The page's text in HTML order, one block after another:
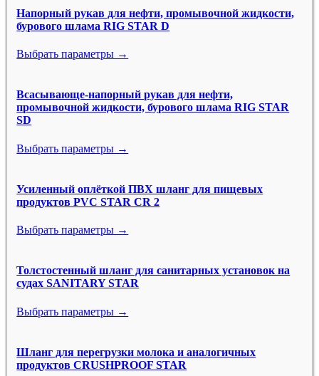
Напорный рукав для нефти, промывочной жидкости,
бурового шлама RIG STAR D
Выбрать параметры →
Всасывающе-напорный рукав для нефти,
промывочной жидкости, бурового шлама RIG STAR
SD
Выбрать параметры →
Усиленный оплёткой ПВХ шланг для пищевых
продуктов PVC STAR CR 2
Выбрать параметры →
Толстостенный шланг для санитарных установок на
судах SANITARY STAR
Выбрать параметры →
Шланг для перегрузки молока и аналогичных
продуктов CRUSHPROOF STAR